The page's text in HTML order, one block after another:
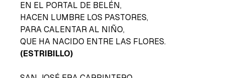
EN EL PORTAL DE BELÉN,
HACEN LUMBRE LOS PASTORES,
PARA CALENTAR AL NIÑO,
QUE HA NACIDO ENTRE LAS FLORES.
(ESTRIBILLO)